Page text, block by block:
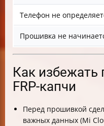
Телефон не
Прошивка не
Как избежать
FRP-капчи
Перед прошивкой
важных данных (Mi